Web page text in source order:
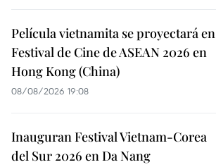
Película vietnamita se proyectará en
Festival de Cine de ASEAN 2026 en
Hong Kong (China)
08/08/2026 19:08
Inauguran Festival Vietnam-Corea
del Sur 2026 en Da Nang